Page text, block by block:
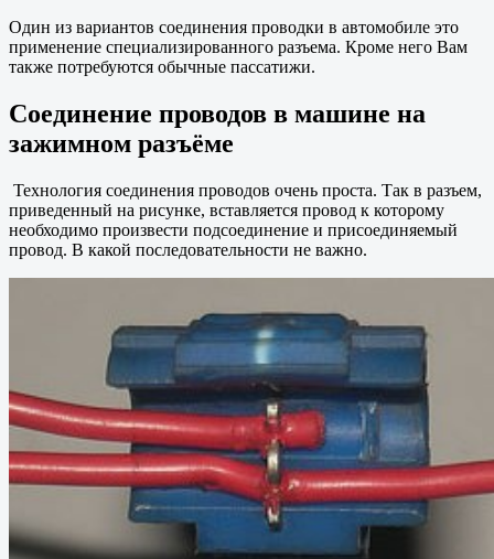
Один из вариантов соединения проводки в автомобиле это
применение специализированного разъема. Кроме него Вам
также потребуются обычные пассатижи.
Соединение проводов в машине на
зажимном разъёме
Технология соединения проводов очень проста. Так в разъем,
приведенный на рисунке, вставляется провод к которому
необходимо произвести подсоединение и присоединяемый
провод. В какой последовательности не важно.